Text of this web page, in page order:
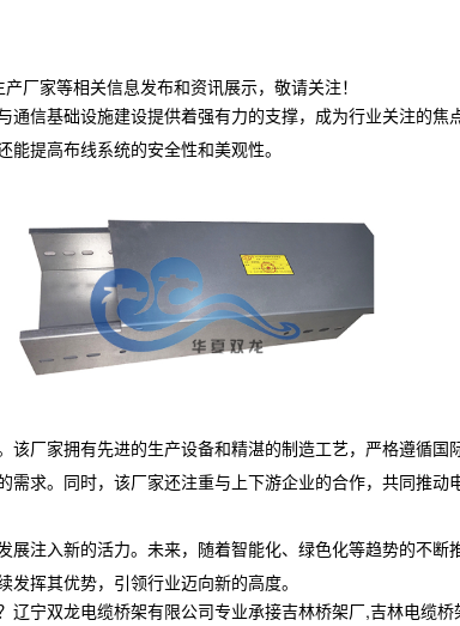
厂家等相关信息发布和资讯展示，敬请关注！
通信基础设施建设提供着强有力的支撑，成为行业关注的
提高布线系统的安全性和美观性。
厂家拥有先进的生产设备和精湛的制造工艺，严格遵循
求。同时，该厂家还注重与上下游企业的合作，共同推
注入新的活力。未来，随着智能化、绿色化等趋势的不
挥其优势，引领行业迈向新的高度。
宁双龙电缆桥架有限公司专业承接吉林桥架厂,吉林电缆